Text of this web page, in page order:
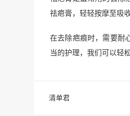
祛疤膏，轻轻按摩至吸
在去除疤痕时，需要耐
当的护理，我们可以轻
清单君